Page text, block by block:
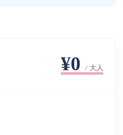
¥0 / 大人